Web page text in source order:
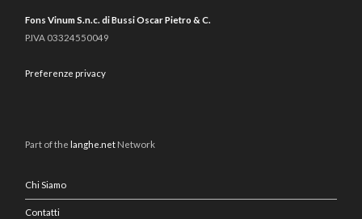
Fons Vinum S.n.c. di Bussi Oscar Pietro & C.
P.IVA 03324550049
Preferenze privacy
Part of the langhe.net Network
Chi Siamo
Contatti